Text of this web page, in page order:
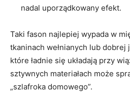
nadal uporządkowany efekt.
Taki fason najlepiej wypada w
tkaninach wełnianych lub dobrej
które ładnie się układają przy
sztywnych materiałach może
„szlafroka domowego”.